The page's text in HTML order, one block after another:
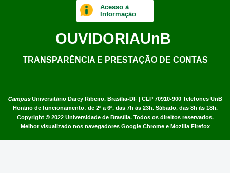
CampusUniversitário Darcy Ribeiro, Brasília-DF | CEP 70910-900 Telefones UnB
Horário de funcionamento: de 2ª a 6ª, das 7h às 23h. Sábado, das 8h às 18h.
Copyright © 2022 Universidade de Brasília. Todos os direitos reservados.
Melhor visualizado nos navegadores Google Chrome e Mozilla Firefox
Acesso à
Informação
OUVIDORIAUnB
TRANSPARÊNCIA E PRESTAÇÃO DE CONTAS